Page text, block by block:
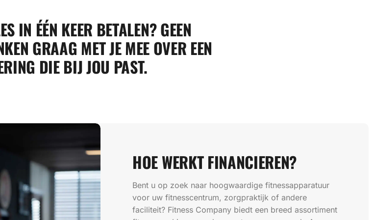
IN ÉÉN KEER BETALEN? GEEN
GRAAG MET JE MEE OVER EEN
DIE BIJ JOU PAST.
HOE WERKT FINANCIEREN?
Bent u op zoek naar hoogwaardige fitnessapparatuur
voor uw fitnesscentrum, zorgpraktijk of andere
faciliteit? Fitness Company biedt een breed assortiment